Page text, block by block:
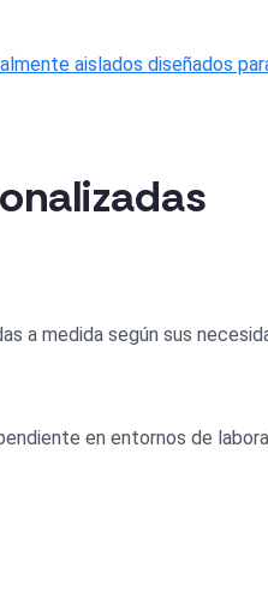
aislados diseñados
a medida según sus
en entornos de